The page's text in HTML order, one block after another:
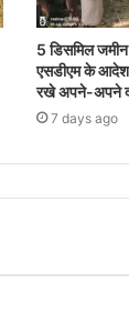
5 डिसमिल
एसडीएम के आदेश
रखे अपने-अपने
7 days ago